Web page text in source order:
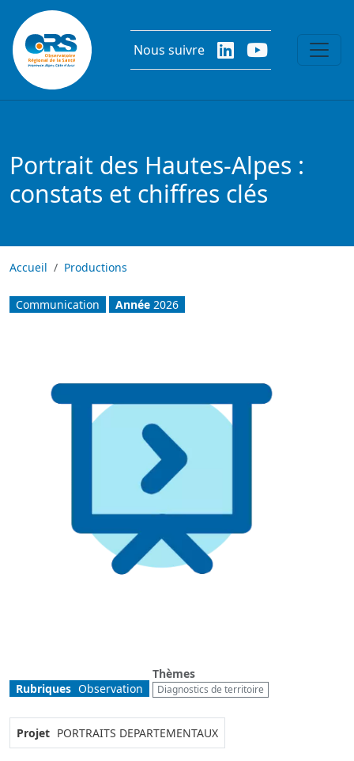
Aller au contenu principal
Nous suivre
Portrait des Hautes-Alpes :
constats et chiffres clés
Accueil Productions
Communication Année 2026
Rubriques Observation
Thèmes
Diagnostics de territoire
Projet PORTRAITS DEPARTEMENTAUX